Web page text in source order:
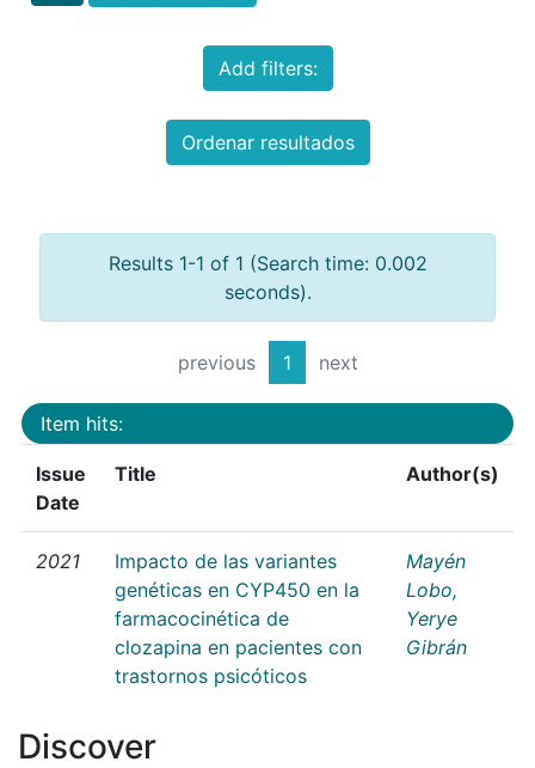
Add filters:
Ordenar resultados
Results 1-1 of 1 (Search time: 0.002
seconds).
previous 1 next
Item hits:
Issue
Date
Title Author(s)
2021
Impacto de las variantes
genéticas en CYP450 en la
farmacocinética de
clozapina en pacientes con
trastornos psicóticos
Mayén
Lobo,
Yerye
Gibrán
Discover